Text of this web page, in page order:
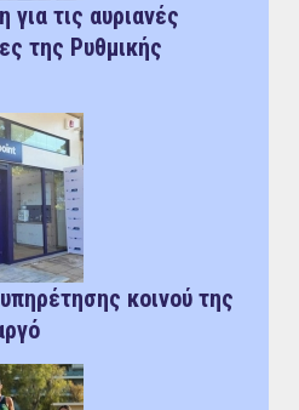
τις αυριανές
της Ρυθμικής
κοινού της